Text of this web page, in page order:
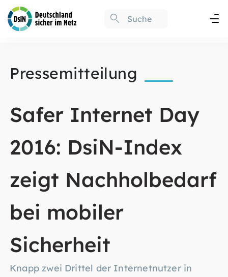
Pressemitteilung
Safer Internet Day
2016: DsiN-Index
zeigt Nachholbedarf
bei mobiler
Sicherheit
Knapp zwei Drittel der Internetnutzer in